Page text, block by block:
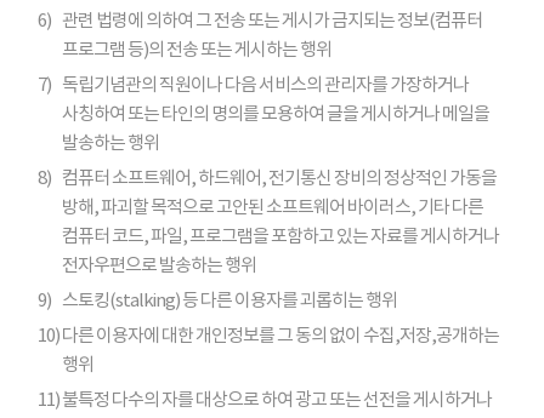
6) 관련 법령에 의하여 그 전송 또는 게시가 금지되는 정보(컴퓨터
프로그램 등)의 전송 또는 게시하는 행위
7) 독립기념관의 직원이나 다음 서비스의 관리자를 가장하거나
사칭하여 또는 타인의 명의를 모용하여 글을 게시하거나 메일을
발송하는 행위
8) 컴퓨터 소프트웨어, 하드웨어, 전기통신 장비의 정상적인 가동을
방해, 파괴할 목적으로 고안된 소프트웨어 바이러스, 기타 다른
컴퓨터 코드, 파일, 프로그램을 포함하고 있는 자료를 게시하거나
전자우편으로 발송하는 행위
9) 스토킹(stalking) 등 다른 이용자를 괴롭히는 행위
10)다른 이용자에 대한 개인정보를 그 동의 없이 수집,저장,공개하는
행위
11)불특정 다수의 자를 대상으로 하여 광고 또는 선전을 게시하거나